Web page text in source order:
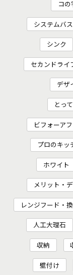
コ
システムバ
シンク
セカンドライ
デザ
とっ
ビフォーア
プロのキッ
ホワイト
メリット・
レンジフード・
人工大理石
収納
壁付け